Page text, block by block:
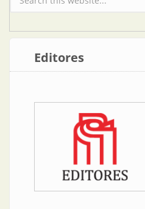
Formulario de búsqueda
Editores